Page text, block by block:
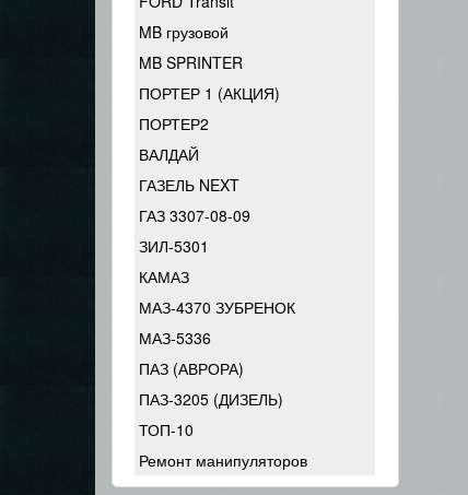
MB грузовой
MB SPRINTER
ПОРТЕР 1 (АКЦИЯ)
ПОРТЕР2
ВАЛДАЙ
ГАЗЕЛЬ NEXT
ГАЗ 3307-08-09
ЗИЛ-5301
КАМАЗ
МАЗ-4370 ЗУБРЕНОК
МАЗ-5336
ПАЗ (АВРОРА)
ПАЗ-3205 (ДИЗЕЛЬ)
ТОП-10
Ремонт манипуляторов